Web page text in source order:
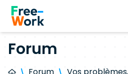
Forum